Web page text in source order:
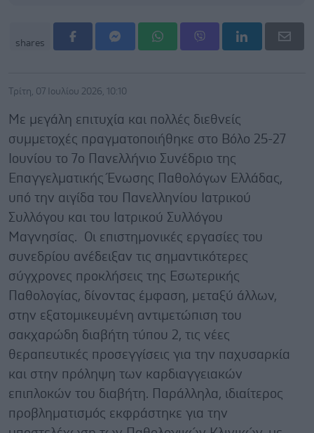
shares
Τρίτη, 07 Ιουλίου 2026, 10:10
Με μεγάλη επιτυχία και πολλές διεθνείς
συμμετοχές πραγματοποιήθηκε στο Βόλο 25-27
Ιουνίου το 7ο Πανελλήνιο Συνέδριο της
Επαγγελματικής Ένωσης Παθολόγων Ελλάδας,
υπό την αιγίδα του Πανελληνίου Ιατρικού
Συλλόγου και του Ιατρικού Συλλόγου
Μαγνησίας. Οι επιστημονικές εργασίες του
συνεδρίου ανέδειξαν τις σημαντικότερες
σύγχρονες προκλήσεις της Εσωτερικής
Παθολογίας, δίνοντας έμφαση, μεταξύ άλλων,
στην εξατομικευμένη αντιμετώπιση του
σακχαρώδη διαβήτη τύπου 2, τις νέες
θεραπευτικές προσεγγίσεις για την παχυσαρκία
και στην πρόληψη των καρδιαγγειακών
επιπλοκών του διαβήτη. Παράλληλα, ιδιαίτερος
προβληματισμός εκφράστηκε για την